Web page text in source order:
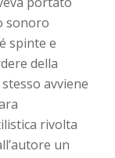
sonoro
spinte e
della
avviene
rivolta
un